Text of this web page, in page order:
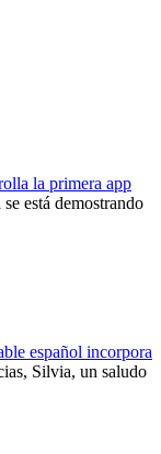
la primera app
está demostrando
español incorpora
Silvia, un saludo